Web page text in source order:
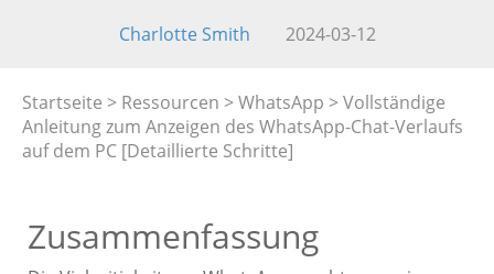
Charlotte Smith 2024-03-12
Startseite > Ressourcen >WhatsApp > Vollständige
Anleitung zum Anzeigen des WhatsApp-Chat-Verlaufs
auf dem PC [Detaillierte Schritte]
Zusammenfassung